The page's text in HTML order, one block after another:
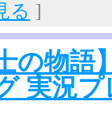
る ]
の物
実況